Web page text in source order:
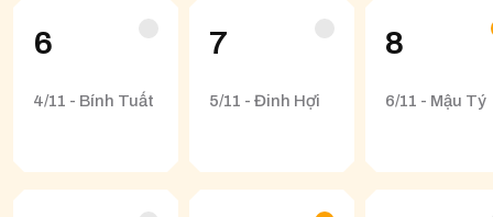
6
4/11 - Bính Tuất
7
5/11 - Đinh Hợi
8
6/11 - Mậu Tý